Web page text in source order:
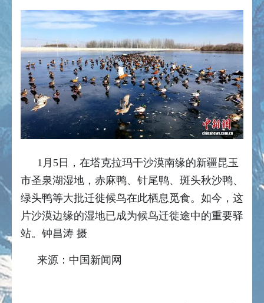
1月5日，在塔克拉玛干沙漠南缘的新疆昆玉
市圣泉湖湿地，赤麻鸭、针尾鸭、斑头秋沙鸭、
绿头鸭等大批迁徙候鸟在此栖息觅食。如今，这
片沙漠边缘的湿地已成为候鸟迁徙途中的重要驿
站。钟昌涛 摄
来源：中国新闻网